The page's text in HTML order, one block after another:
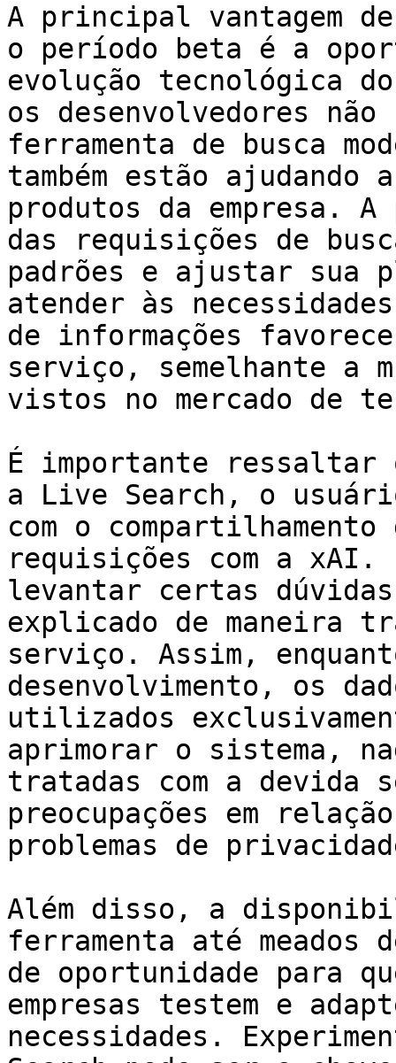
A principal vantagem
o período beta é a
evolução tecnológica
os desenvolvedores não
ferramenta de busca
também estão
produtos da empresa.
das requisições de
padrões e ajustar sua
atender às
de informações
serviço, semelhante a
vistos no mercado de
É importante
a Live Search, o
com o
requisições com a xAI.
levantar certas
explicado de maneira
serviço. Assim,
desenvolvimento, os
utilizados
aprimorar o sistema,
tratadas com a devida
preocupações em
problemas de
Além disso, a
ferramenta até meados
de oportunidade para
empresas testem e
necessidades.